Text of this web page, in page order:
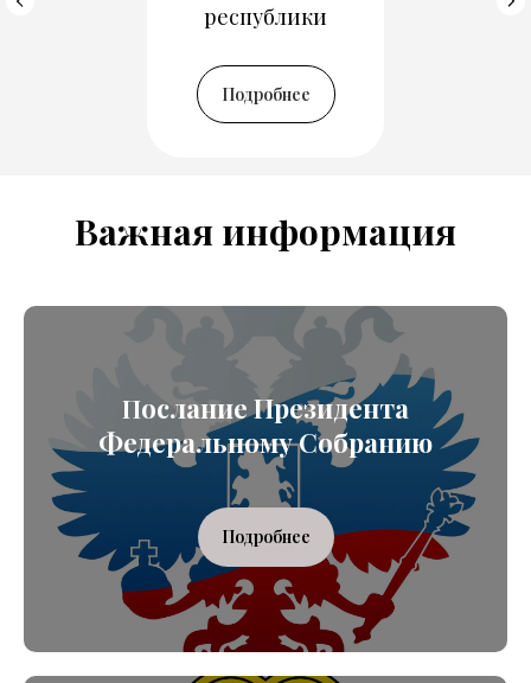
республики
Подробнее
Важная информация
Послание Президента
Федеральному Собранию
Подробнее